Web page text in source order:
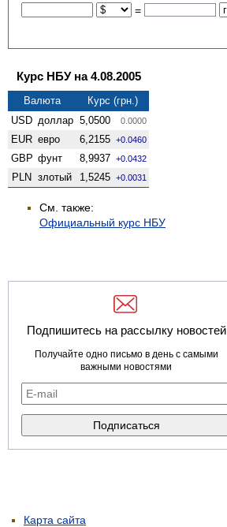
=
Курс НБУ на 4.08.2005
Валюта
Курс (грн.)
USD доллар 5,0500 0.0000
EUR евро 6,2155 +0.0460
GBP фунт 8,9937 +0.0432
PLN злотый 1,5245 +0.0031
См. также:
Официальный курс НБУ
Подпишитесь на рассылку новостей
Получайте одно письмо в день с самыми
важными новостями
Карта сайта